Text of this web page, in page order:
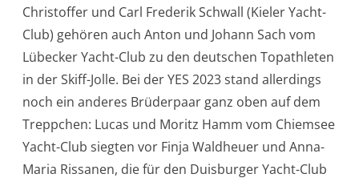
Christoffer und Carl Frederik Schwall (Kieler Yacht-
Club) gehören auch Anton und Johann Sach vom
Lübecker Yacht-Club zu den deutschen Topathleten
in der Skiff-Jolle. Bei der YES 2023 stand allerdings
noch ein anderes Brüderpaar ganz oben auf dem
Treppchen: Lucas und Moritz Hamm vom Chiemsee
Yacht-Club siegten vor Finja Waldheuer und Anna-
Maria Rissanen, die für den Duisburger Yacht-Club